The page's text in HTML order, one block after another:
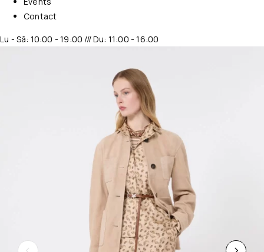
Contact
Lu - Sâ: 10:00 - 19:00 /// Du: 11:00 - 16:00